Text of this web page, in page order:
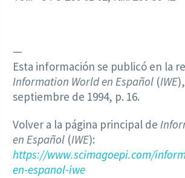
—
Esta información se publicó en la
Information World en Español (IWE
septiembre de 1994, p. 16.
Volver a la página principal de
en Español (IWE):
https://www.scimagoepi.com/
en-espanol-iwe